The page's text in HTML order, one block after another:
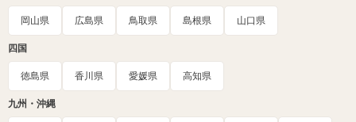
岡山県 広島県 鳥取県 島根県 山口県
四国
徳島県 香川県 愛媛県 高知県
九州・沖縄